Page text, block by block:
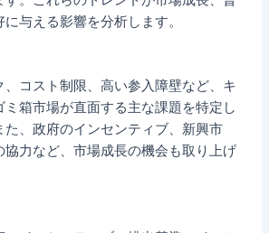
与える影響を分析します。
コスト制限、高い参入障壁など、キ
ミ箱市場が直面する主な課題を特定し
た、政府のインセンティブ、新興市
協力など、市場成長の機会も取り上げ